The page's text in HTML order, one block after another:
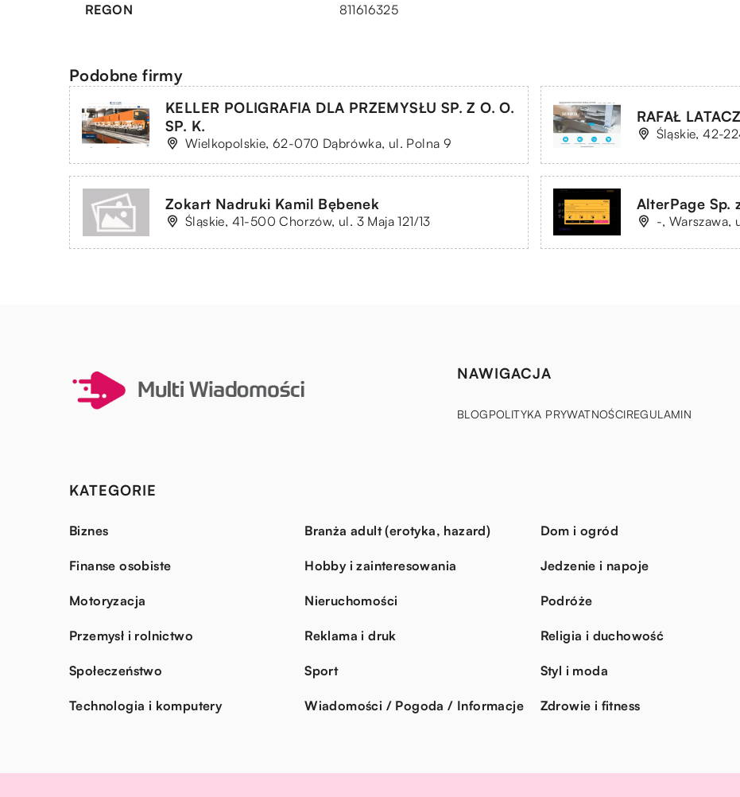
REGON 811616325
Podobne firmy
KELLER POLIGRAFIA DLA PRZEMYSŁU SP. Z O. O.
SP. K.
Wielkopolskie, 62-070 Dąbrówka, ul. Polna 9
RAFAŁ
Śląskie, 42-
Zokart Nadruki Kamil Bębenek
Śląskie, 41-500 Chorzów, ul. 3 Maja 121/13
AlterPage Sp.
-, Warszawa,
NAWIGACJA
BLOGPOLITYKA PRYWATNOŚCIREGULAMIN
KATEGORIE
Biznes Branża adult (erotyka, hazard) Dom i ogród
Finanse osobiste Hobby i zainteresowania Jedzenie i napoje
Motoryzacja Nieruchomości Podróże
Przemysł i rolnictwo Reklama i druk Religia i duchowość
Społeczeństwo Sport Styl i moda
Technologia i komputery Wiadomości / Pogoda / Informacje Zdrowie i fitness